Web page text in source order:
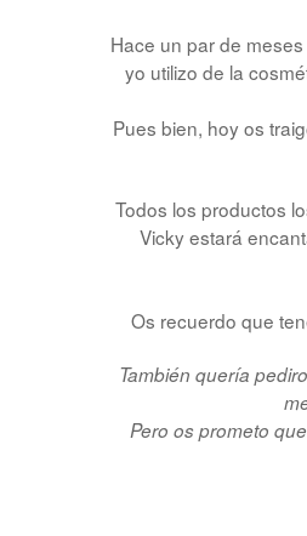
Hace un par de
yo utilizo de la
Pues bien, hoy os
Todos los productos
Vicky estará
Os recuerdo que
También quería
Pero os prometo